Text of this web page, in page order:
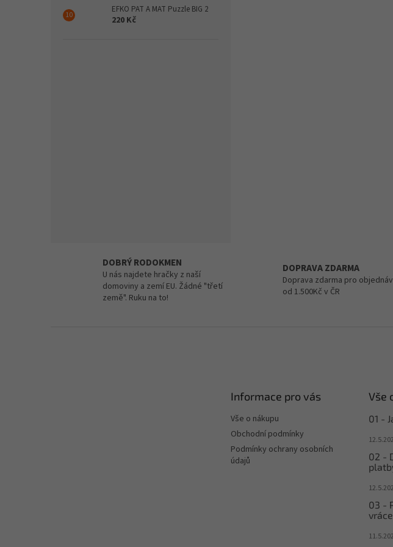
EFKO PAT A MAT Puzzle BIG 2
220 Kč
DOBRÝ RODOKMEN
U nás najdete hračky z naší
domoviny a zemí EU. Žádné "třetí
země". Ruku na to!
DOPRAVA ZDARMA
Doprava zdarma pro
od 1.500Kč v ČR
Informace pro vás
Vše o nákupu
Obchodní podmínky
Podmínky ochrany osobních
údajů
Vše
01 -
02 -
03 -